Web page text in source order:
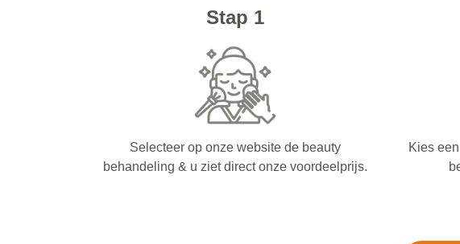
Stap 1
Selecteer op onze website de beauty
behandeling & u ziet direct onze voordeelprijs.
Kies